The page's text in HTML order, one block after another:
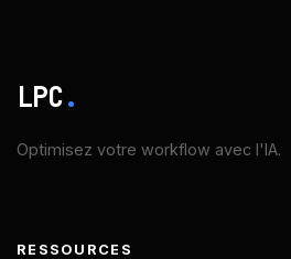
LPC.
Optimisez votre workflow avec l'IA.
RESSOURCES